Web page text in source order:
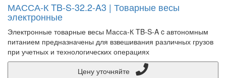
МАССА-К TB-S-32.2-A3 | Товарные весы
электронные
Электронные товарные весы Масса-К TB-S-A c автономным
питанием предназначены для взвешивания различных грузов
при учетных и технологических операциях